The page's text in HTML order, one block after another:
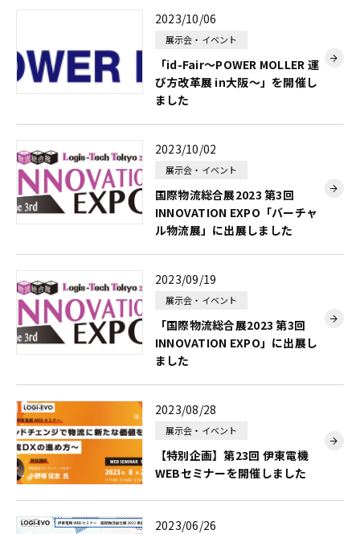
2023/10/06
展示会・イベント
「id-Fair～POWER MOLLER 運
び方改革展 in大阪～」を開催し
ました
2023/10/02
展示会・イベント
国際物流総合展2023 第3回
INNOVATION EXPO「バーチャ
ル物流展」に出展しました
2023/09/19
展示会・イベント
「国際物流総合展2023 第3回
INNOVATION EXPO」に出展し
ました
2023/08/28
展示会・イベント
【特別企画】第23回 伊東電機
WEBセミナーを開催しました
2023/06/26